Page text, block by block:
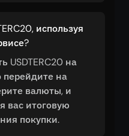
используя
USDTERC20 на
перейдите на
валюты, и
вас итоговую
покупки.